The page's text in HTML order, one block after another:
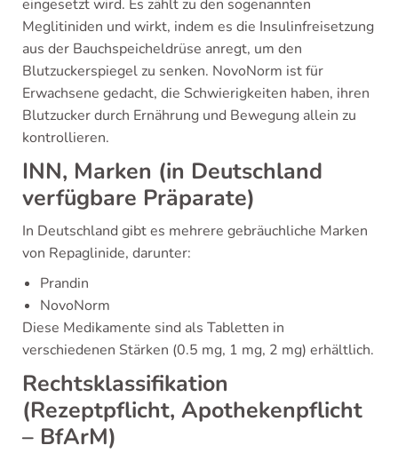
eingesetzt wird. Es zählt zu den sogenannten
Meglitiniden und wirkt, indem es die Insulinfreisetzung
aus der Bauchspeicheldrüse anregt, um den
Blutzuckerspiegel zu senken. NovoNorm ist für
Erwachsene gedacht, die Schwierigkeiten haben, ihren
Blutzucker durch Ernährung und Bewegung allein zu
kontrollieren.
INN, Marken (in Deutschland
verfügbare Präparate)
In Deutschland gibt es mehrere gebräuchliche Marken
von Repaglinide, darunter:
Prandin
NovoNorm
Diese Medikamente sind als Tabletten in
verschiedenen Stärken (0.5 mg, 1 mg, 2 mg) erhältlich.
Rechtsklassifikation
(Rezeptpflicht, Apothekenpflicht
– BfArM)